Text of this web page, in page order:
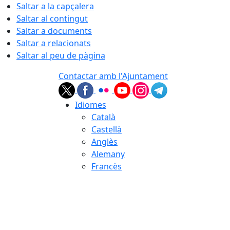
Saltar a la capçalera
Saltar al contingut
Saltar a documents
Saltar a relacionats
Saltar al peu de pàgina
Contactar amb l'Ajuntament
Idiomes
Català
Castellà
Anglès
Alemany
Francès